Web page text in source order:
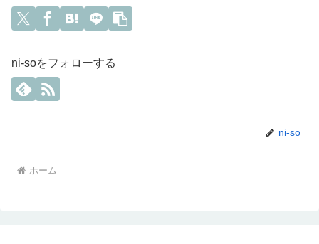
ni-soをフォローする
ni-so
ホーム